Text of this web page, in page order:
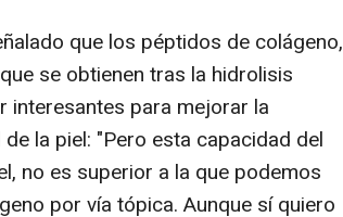
que los péptidos de colágeno,
se obtienen tras la hidrolisis
interesantes para mejorar la
la piel: "Pero esta capacidad del
no es superior a la que podemos
por vía tópica. Aunque sí quiero